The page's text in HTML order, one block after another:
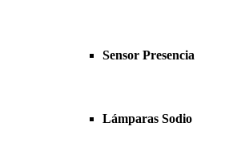
Sensor Presencia
Lámparas Sodio